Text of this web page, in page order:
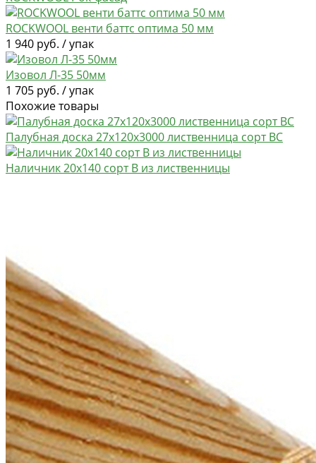
ROCKWOOL венти баттс оптима 50 мм
1 940 руб. / упак
Изовол Л-35 50мм
1 705 руб. / упак
Похожие товары
Палубная доска 27х120х3000 лиственница сорт BC
Наличник 20х140 сорт В из лиственницы